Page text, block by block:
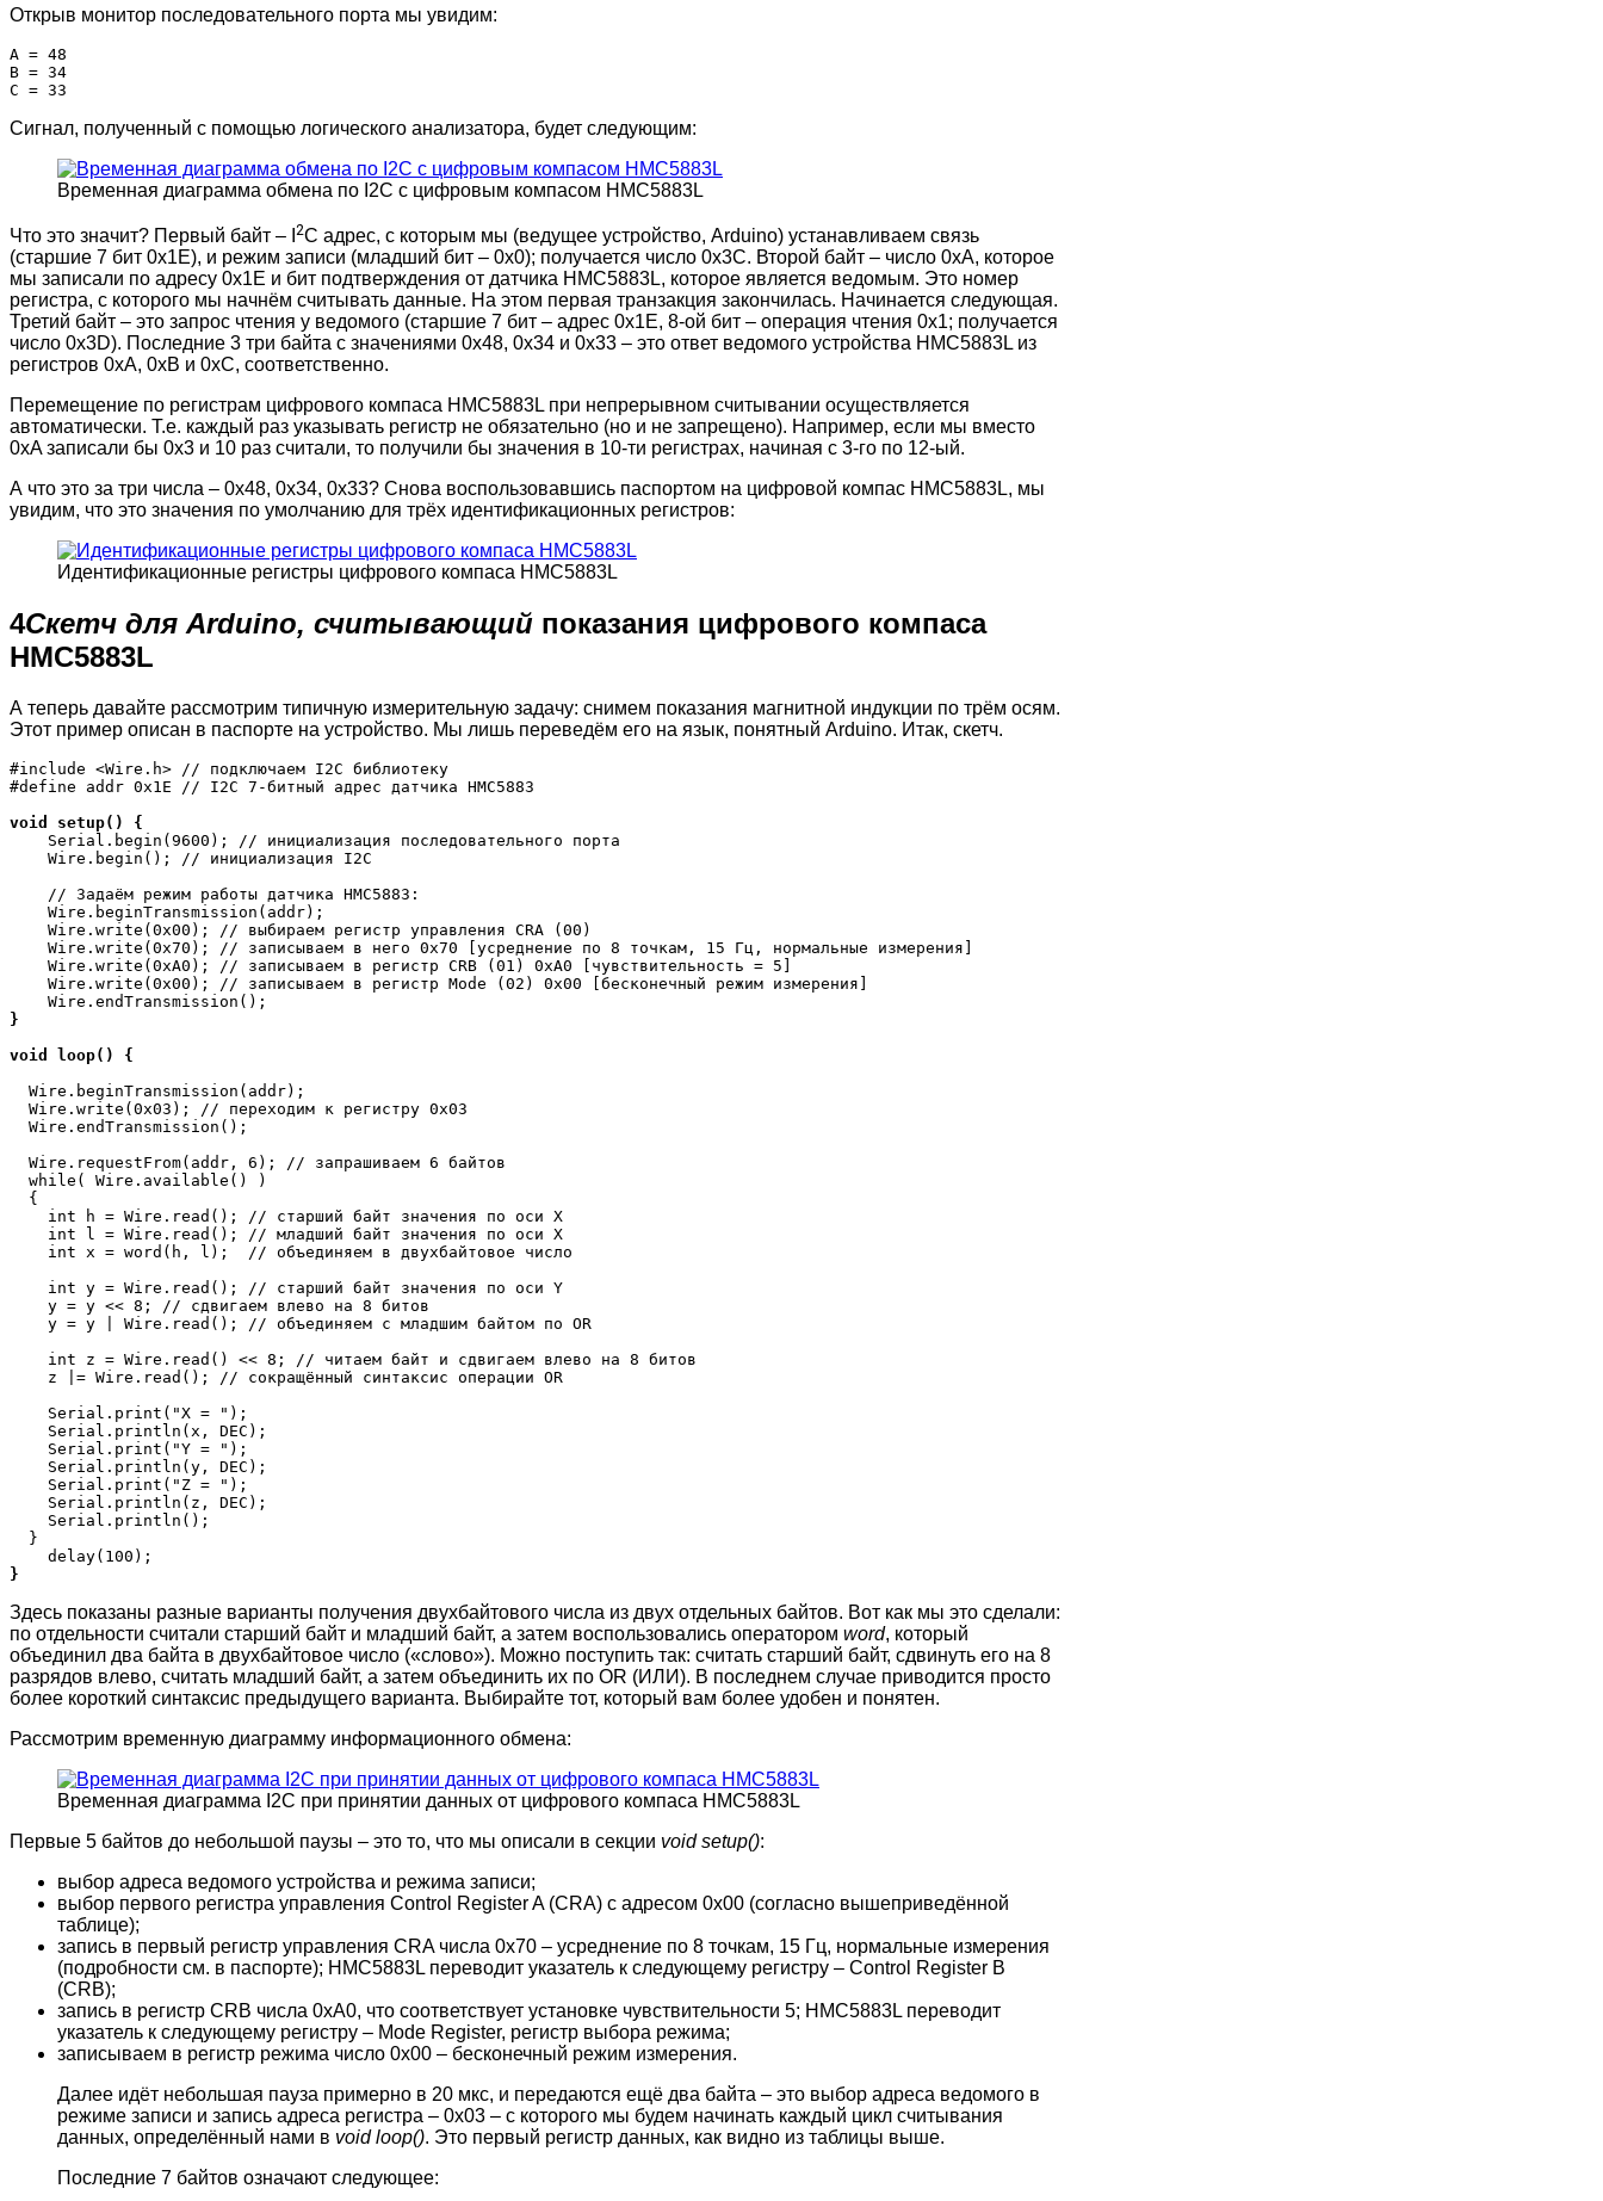
Открыв монитор последовательного порта мы увидим:
A = 48
B = 34
Сигнал, полученный с помощью логического анализатора, будет следующим:
Временная диаграмма обмена по I2C с цифровым компасом HMC5883L
Что это значит? Первый байт – I 2C адрес, с которым мы (ведущее устройство, Arduino) устанавливаем связь
(старшие 7 бит 0x1E), и режим записи (младший бит – 0x0); получается число 0x3C. Второй байт – число 0xA, которое
мы записали по адресу 0x1E и бит подтверждения от датчика HMC5883L, которое является ведомым. Это номер
регистра, с которого мы начнём считывать данные. На этом первая транзакция закончилась. Начинается следующая.
Третий байт – это запрос чтения у ведомого (старшие 7 бит – адрес 0x1E, 8-ой бит – операция чтения 0x1; получается
число 0x3D). Последние 3 три байта с значениями 0x48, 0x34 и 0x33 – это ответ ведомого устройства HMC5883L из
регистров 0xA, 0xB и 0xC, соответственно.
Перемещение по регистрам цифрового компаса HMC5883L при непрерывном считывании осуществляется
автоматически. Т.е. каждый раз указывать регистр не обязательно (но и не запрещено). Например, если мы вместо
0xA записали бы 0x3 и 10 раз считали, то получили бы значения в 10-ти регистрах, начиная с 3-го по 12-ый.
А что это за три числа – 0x48, 0x34, 0x33? Снова воспользовавшись паспортом на цифровой компас HMC5883L, мы
увидим, что это значения по умолчанию для трёх идентификационных регистров:
Идентификационные регистры цифрового компаса HMC5883L
4Скетч для Arduino, считывающий показания цифрового компаса
HMC5883L
А теперь давайте рассмотрим типичную измерительную задачу: снимем показания магнитной индукции по трём осям.
Этот пример описан в паспорте на устройство. Мы лишь переведём его на язык, понятный Arduino. Итак, скетч.
#include <Wire.h> // подключаем I2C библиотеку
#define addr 0x1E // I2C 7-битный адрес датчика HMC5883
void setup() {
    Serial.begin(9600); // инициализация последовательного порта
    Wire.begin(); // инициализация I2C
    // Задаём режим работы датчика HMC5883:
    Wire.beginTransmission(addr);
    Wire.write(0x00); // выбираем регистр управления CRA (00)
    Wire.write(0x70); // записываем в него 0x70 [усреднение по 8 точкам, 15 Гц, нормальные измерения]
    Wire.write(0xA0); // записываем в регистр CRB (01) 0xA0 [чувствительность = 5]
    Wire.write(0x00); // записываем в регистр Mode (02) 0x00 [бесконечный режим измерения]
}
void loop() {
  Wire.beginTransmission(addr);
  Wire.write(0x03); // переходим к регистру 0x03
  Wire.endTransmission();
  Wire.requestFrom(addr, 6); // запрашиваем 6 байтов
  while( Wire.available() )
  {
    int h = Wire.read(); // старший байт значения по оси X
    int l = Wire.read(); // младший байт значения по оси X
    int x = word(h, l);  // объединяем в двухбайтовое число
    int y = Wire.read(); // старший байт значения по оси Y
    y = y << 8; // сдвигаем влево на 8 битов
    y = y | Wire.read(); // объединяем с младшим байтом по OR
    int z = Wire.read() << 8; // читаем байт и сдвигаем влево на 8 битов
    z |= Wire.read(); // сокращённый синтаксис операции OR
    Serial.print("X = ");
    Serial.println(x, DEC);
    Serial.print("Y = ");
    Serial.println(y, DEC);
    Serial.print("Z = ");
    Serial.println(z, DEC);
    Serial.println();
  }
}
Здесь показаны разные варианты получения двухбайтового числа из двух отдельных байтов. Вот как мы это сделали:
по отдельности считали старший байт и младший байт, а затем воспользовались оператором word, который
объединил два байта в двухбайтовое число («слово»). Можно поступить так: считать старший байт, сдвинуть его на 8
разрядов влево, считать младший байт, а затем объединить их по OR (ИЛИ). В последнем случае приводится просто
более короткий синтаксис предыдущего варианта. Выбирайте тот, который вам более удобен и понятен.
Рассмотрим временную диаграмму информационного обмена:
Временная диаграмма I2C при принятии данных от цифрового компаса HMC5883L
Первые 5 байтов до небольшой паузы – это то, что мы описали в секции void setup():
выбор адреса ведомого устройства и режима записи;
выбор первого регистра управления Control Register A (CRA) с адресом 0x00 (согласно вышеприведённой
таблице);
запись в первый регистр управления CRA числа 0x70 – усреднение по 8 точкам, 15 Гц, нормальные измерения
(подробности см. в паспорте); HMC5883L переводит указатель к следующему регистру – Control Register B
(CRB);
запись в регистр CRB числа 0xA0, что соответствует установке чувствительности 5; HMC5883L переводит
указатель к следующему регистру – Mode Register, регистр выбора режима;
записываем в регистр режима число 0x00 – бесконечный режим измерения.
Далее идёт небольшая пауза примерно в 20 мкс, и передаются ещё два байта – это выбор адреса ведомого в
режиме записи и запись адреса регистра – 0x03 – с которого мы будем начинать каждый цикл считывания
данных, определённый нами в void loop(). Это первый регистр данных, как видно из таблицы выше.
Последние 7 байтов означают следующее: